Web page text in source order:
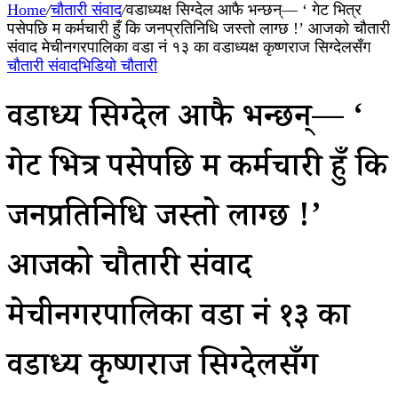
Home/चौतारी संवाद/वडाध्यक्ष सिग्देल आफै भन्छन्— ‘ गेट भित्र
पसेपछि म कर्मचारी हुँ कि जनप्रतिनिधि जस्तो लाग्छ !’ आजको चौतारी
संवाद मेचीनगरपालिका वडा नं १३ का वडाध्यक्ष कृष्णराज सिग्देलसँग
चौतारी संवादभिडियो चौतारी
वडाध्यक्ष सिग्देल आफै भन्छन्— ‘
गेट भित्र पसेपछि म कर्मचारी हुँ कि
जनप्रतिनिधि जस्तो लाग्छ !’
आजको चौतारी संवाद
मेचीनगरपालिका वडा नं १३ का
वडाध्यक्ष कृष्णराज सिग्देलसँग